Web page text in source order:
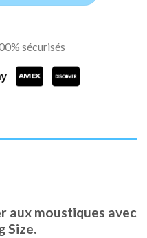
sécurisés
aux moustiques avec
Size.